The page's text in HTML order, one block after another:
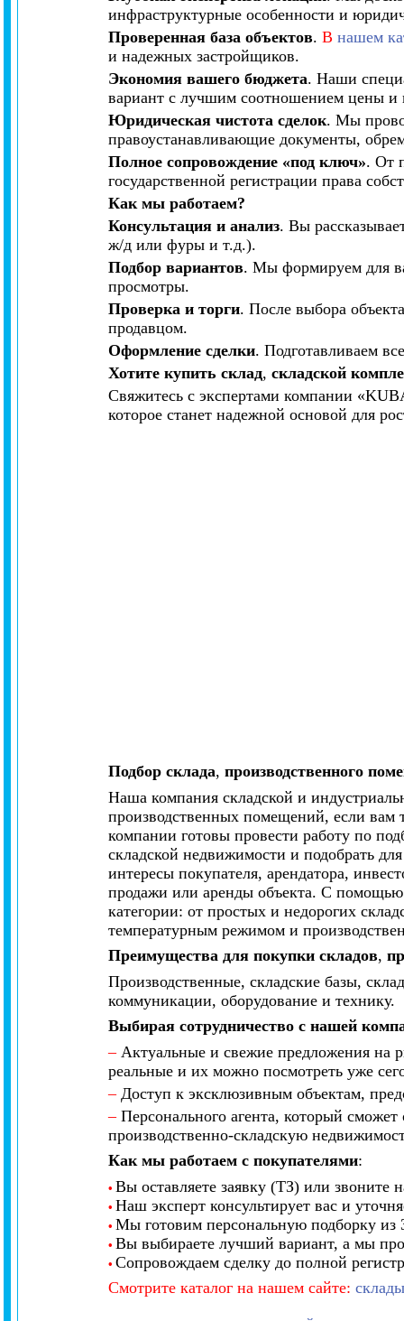
инфраструктурные особенности и
Проверенная база объектов. Внашем
и надежных застройщиков.
Экономия вашего бюджета. Наши
вариант с лучшим соотношением цены и
Юридическая чистота сделок. Мы
правоустанавливающие документы,
Полное сопровождение «под ключ». От
государственной регистрации права
Как мы работаем?
Консультация и анализ. Вы
ж/д или фуры и т.д.).
Подбор вариантов. Мы формируем для
просмотры.
Проверка и торги. После выбора
продавцом.
Оформление сделки. Подготавливаем
Хотите купить склад, складской
Свяжитесь с экспертами компании
которое станет надежной основой для
Подбор склада, производственного
Наша компания складской и
производственных помещений, если вам
компании готовы провести работу по
складской недвижимости и подобрать
интересы покупателя, арендатора,
продажи или аренды объекта. С
категории: от простых и недорогих
температурным режимом и
Преимущества для покупки складов,
Производственные, складские базы,
коммуникации, оборудование и технику.
Выбирая сотрудничество с нашей
–Актуальные и свежие предложения на
реальные и их можно посмотреть уже
–Доступ к эксклюзивным объектам,
–Персонального агента, который
производственно-складскую
Как мы работаем с покупателями:
• Вы оставляете заявку (ТЗ) или звоните
• Наш эксперт консультирует вас и
• Мы готовим персональную подборку из
• Вы выбираете лучший вариант, а мы
• Сопровождаем сделку до полной
Смотрите каталог на нашем сайте: